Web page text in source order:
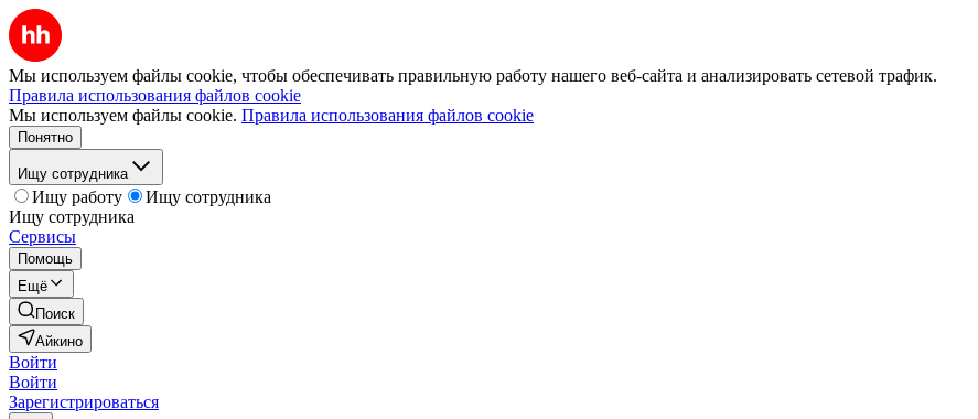
Мы используем файлы cookie, чтобы обеспечивать правильную работу нашего веб-сайта и анализировать сетевой трафик.
Правила использования файлов cookie
Мы используем файлы cookie. Правила использования файлов cookie
Понятно
Ищу сотрудника
Ищу работу
Ищу сотрудника
Ищу сотрудника
Сервисы
Помощь
Ещё
Поиск
Айкино
Войти
Войти
Зарегистрироваться